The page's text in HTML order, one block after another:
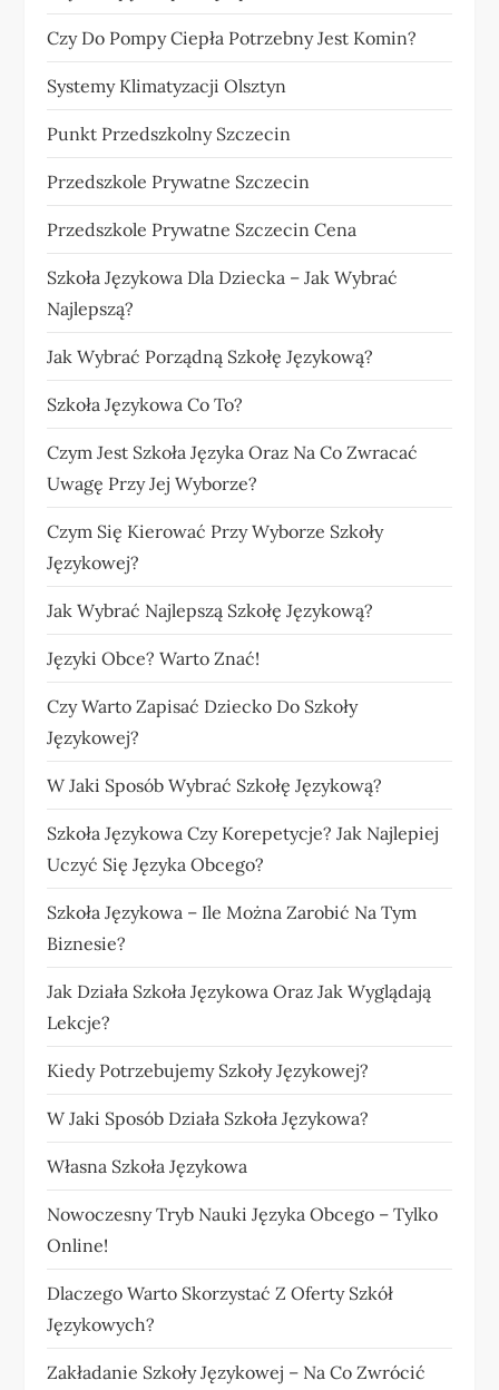
Czy Do Pompy Ciepła Potrzebny Jest Komin?
Systemy Klimatyzacji Olsztyn
Punkt Przedszkolny Szczecin
Przedszkole Prywatne Szczecin
Przedszkole Prywatne Szczecin Cena
Szkoła Językowa Dla Dziecka – Jak Wybrać
Najlepszą?
Jak Wybrać Porządną Szkołę Językową?
Szkoła Językowa Co To?
Czym Jest Szkoła Języka Oraz Na Co Zwracać
Uwagę Przy Jej Wyborze?
Czym Się Kierować Przy Wyborze Szkoły
Językowej?
Jak Wybrać Najlepszą Szkołę Językową?
Języki Obce? Warto Znać!
Czy Warto Zapisać Dziecko Do Szkoły
Językowej?
W Jaki Sposób Wybrać Szkołę Językową?
Szkoła Językowa Czy Korepetycje? Jak Najlepiej
Uczyć Się Języka Obcego?
Szkoła Językowa – Ile Można Zarobić Na Tym
Biznesie?
Jak Działa Szkoła Językowa Oraz Jak Wyglądają
Lekcje?
Kiedy Potrzebujemy Szkoły Językowej?
W Jaki Sposób Działa Szkoła Językowa?
Własna Szkoła Językowa
Nowoczesny Tryb Nauki Języka Obcego – Tylko
Online!
Dlaczego Warto Skorzystać Z Oferty Szkół
Językowych?
Zakładanie Szkoły Językowej – Na Co Zwrócić